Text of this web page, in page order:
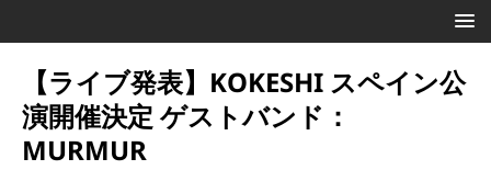
【ライブ発表】KOKESHI スペイン公
演開催決定 ゲストバンド：
MURMUR